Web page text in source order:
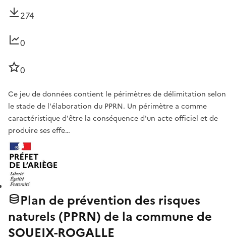
274
0
0
Ce jeu de données contient le périmètres de délimitation selon
le stade de l'élaboration du PPRN. Un périmètre a comme
caractéristique d'être la conséquence d'un acte officiel et de
produire ses effe…
Plan de prévention des risques
naturels (PPRN) de la commune de
SOUEIX-ROGALLE